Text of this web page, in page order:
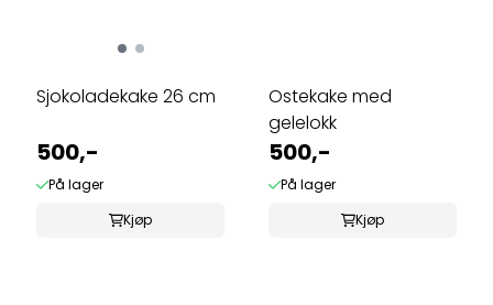
Sjokoladekake 26 cm
500,-
På lager
Kjøp
Ostekake med
gelelokk
500,-
På lager
Kjøp